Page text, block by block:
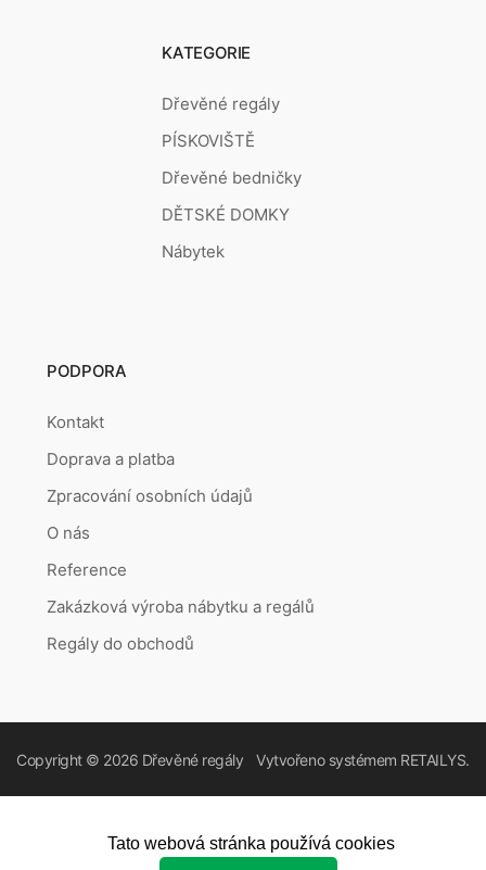
KATEGORIE
Dřevěné regály
PÍSKOVIŠTĚ
Dřevěné bedničky
DĚTSKÉ DOMKY
Nábytek
PODPORA
Kontakt
Doprava a platba
Zpracování osobních údajů
O nás
Reference
Zakázková výroba nábytku a regálů
Regály do obchodů
Copyright © 2026 Dřevěné regály Vytvořeno systémem RETAILYS.
Tato webová stránka používá cookies